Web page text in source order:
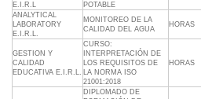
E.I.R.L
POTABLE
ANALYTICAL
LABORATORY
E.I.R.L.
MONITOREO DE LA
CALIDAD DEL AGUA
HORAS
GESTION Y
CALIDAD
EDUCATIVA E.I.R.L.
CURSO:
INTERPRETACIÓN DE
LOS REQUISITOS DE
LA NORMA ISO
21001:2018
HORAS
DIPLOMADO DE